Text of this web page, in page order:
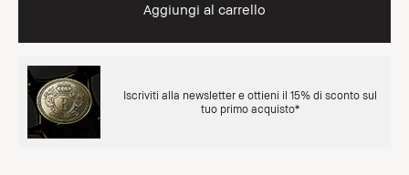
Aggiungi al carrello
Iscriviti alla newsletter e ottieni il 15% di sconto sul
tuo primo acquisto*